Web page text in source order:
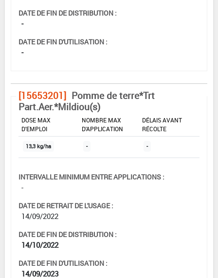
DATE DE FIN DE DISTRIBUTION :
-
DATE DE FIN D'UTILISATION :
-
[15653201] Pomme de terre*Trt
Part.Aer.*Mildiou(s)
DOSE MAX
D'EMPLOI
NOMBRE MAX
D'APPLICATION
DÉLAIS AVANT
RÉCOLTE
13,3 kg/ha - -
INTERVALLE MINIMUM ENTRE APPLICATIONS :
-
DATE DE RETRAIT DE L'USAGE :
14/09/2022
DATE DE FIN DE DISTRIBUTION :
14/10/2022
DATE DE FIN D'UTILISATION :
14/09/2023